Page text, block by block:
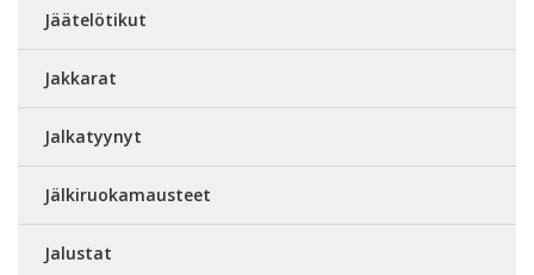
Jäätelötikut
Jakkarat
Jalkatyynyt
Jälkiruokamausteet
Jalustat